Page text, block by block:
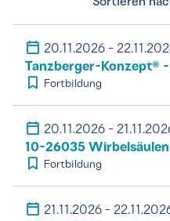
Sortieren
20.11.2026 -
Tanzberger-Konzept®
Fortbildung
20.11.2026 -
10-26035
Fortbildung
21.11.2026 -